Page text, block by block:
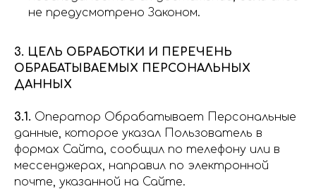
не предусмотрено Законом.
3. ЦЕЛЬ ОБРАБОТКИ И ПЕРЕЧЕНЬ
ОБРАБАТЫВАЕМЫХ ПЕРСОНАЛЬНЫХ
ДАННЫХ
3.1. Оператор Обрабатывает Персональные
данные, которое указал Пользователь в
формах Сайта, сообщил по телефону или в
мессенджерах, направил по электронной
почте, указанной на Сайте.